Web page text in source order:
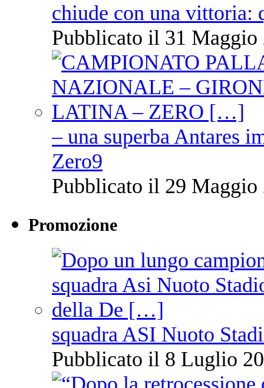
chiude con una vittoria:
Pubblicato il 31 Maggio
– una superba Antares
Zero9
Pubblicato il 29 Maggio
Promozione
squadra ASI Nuoto
Pubblicato il 8 Luglio